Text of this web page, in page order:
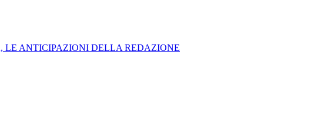
ANTICIPAZIONI DELLA REDAZIONE